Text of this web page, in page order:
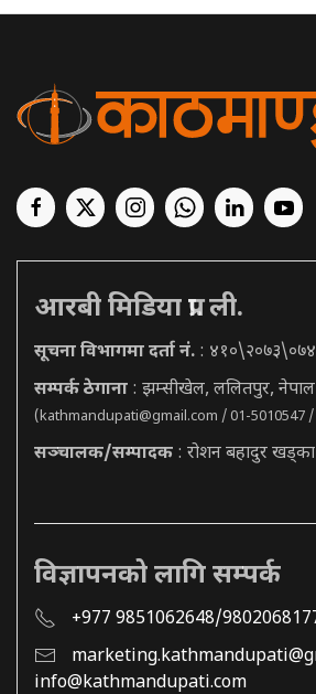
आरबी मिडिया प्रा. ली.
सूचना विभागमा दर्ता नं. : ४१०\२०७३\०७४
सम्पर्क ठेगाना : झम्सीखेल, ललितपुर, नेपाल
(kathmandupati@gmail.com / 01-5010547
सञ्चालक/सम्पादक : रोशन बहादुर खड्का
विज्ञापनको लागि सम्पर्क
+977 9851062648/
info@kathmandupati.com